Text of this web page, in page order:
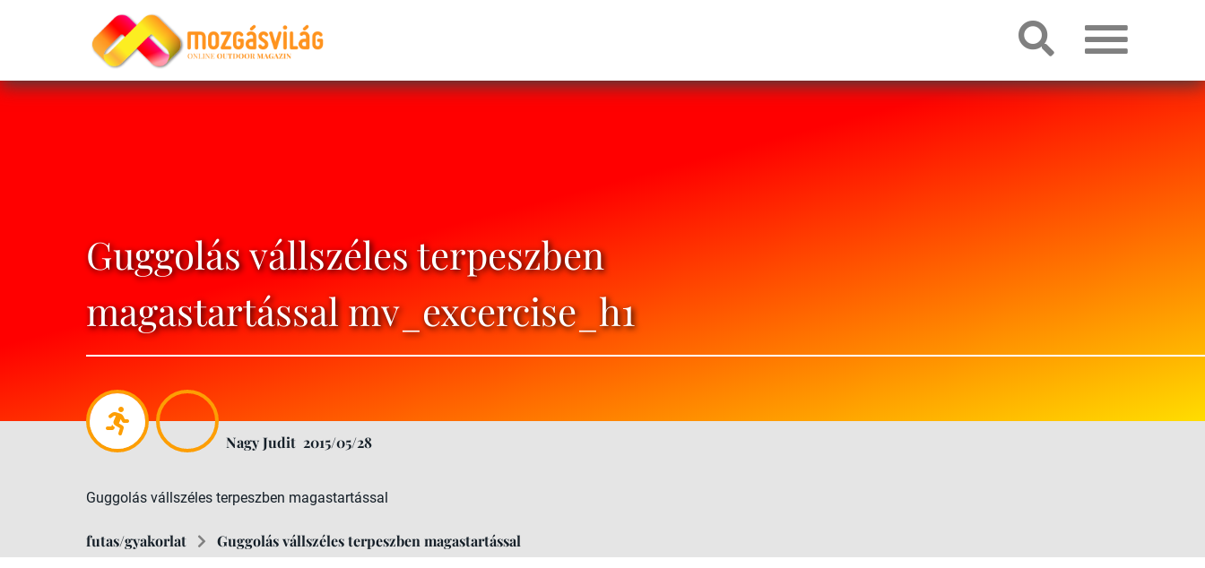
Guggolás vállszéles terpeszben
magastartással mv_excercise_h1
Nagy Judit 2015/05/28
Guggolás vállszéles terpeszben magastartással
futas/gyakorlat Guggolás vállszéles terpeszben magastartással